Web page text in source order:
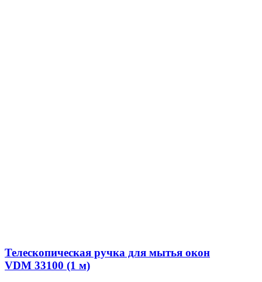
Телескопическая ручка для мытья окон
VDM 33100 (1 м)